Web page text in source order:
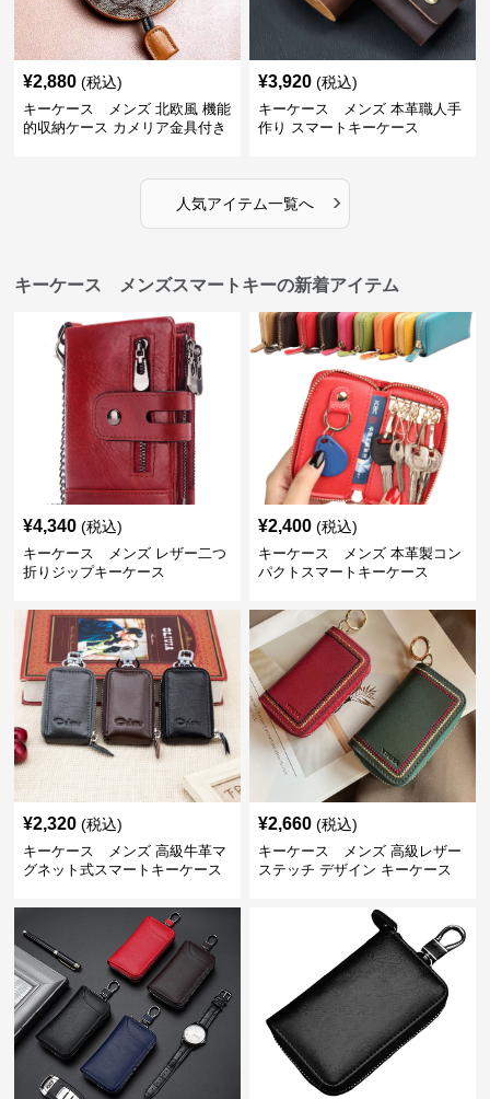
¥2,880 (税込)
キーケース メンズ 北欧風 機能
的収納ケース カメリア金具付き
¥3,920 (税込)
キーケース メンズ 本革職人手
作り スマートキーケース
人気アイテム一覧へ ›
キーケース メンズスマートキーの新着アイテム
¥4,340 (税込)
キーケース メンズ レザー二つ
折りジップキーケース
¥2,400 (税込)
キーケース メンズ 本革製コン
パクトスマートキーケース
¥2,320 (税込)
キーケース メンズ 高級牛革マ
グネット式スマートキーケース
¥2,660 (税込)
キーケース メンズ 高級レザー
ステッチ デザイン キーケース